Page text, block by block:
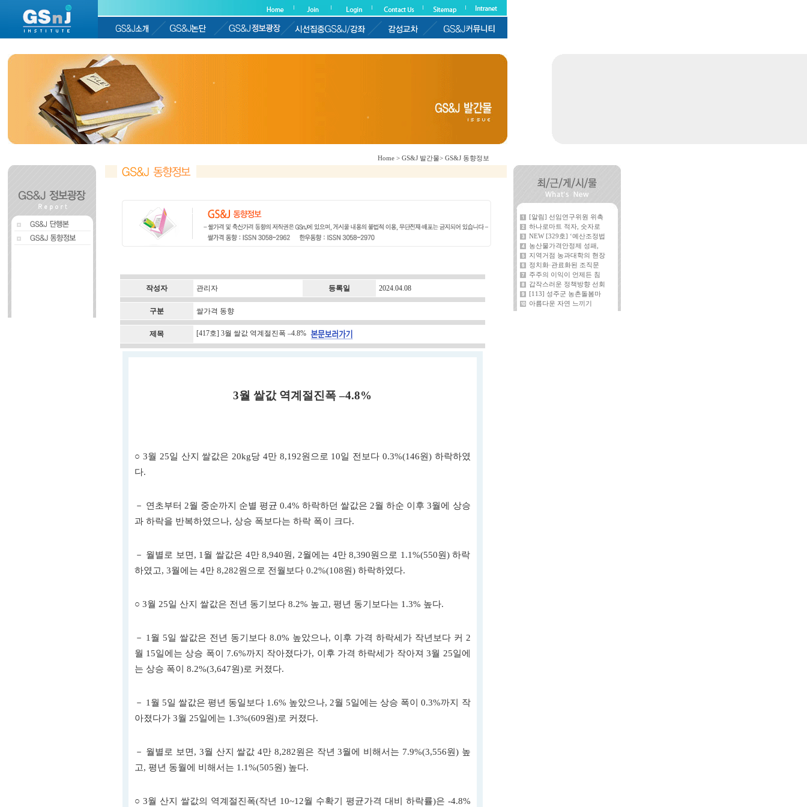
[알림] 선임연구위원 위촉
하나로마트 적자, 숫자로
NEW [329호] ‘예산조정법
농산물가격안정제 성패,
지역거점 농과대학의 현장
정치화·관료화된 조직문
주주의 이익이 언제든 침
갑작스러운 정책방향 선회
[113] 성주군 농촌돌봄마
아름다운 자연 느끼기
Home > GS&J 발간물> GS&J 동향정보
작성자 관리자 등록일 2024.04.08
구분 쌀가격 동향
제목 [417호] 3월 쌀값 역계절진폭 –4.8%
3월 쌀값 역계절진폭 –4.8%
○ 3월 25일 산지 쌀값은 20kg당 4만 8,192원으로 10일 전보다 0.3%(146원) 하락하였
다.
－ 연초부터 2월 중순까지 순별 평균 0.4% 하락하던 쌀값은 2월 하순 이후 3월에 상승
과 하락을 반복하였으나, 상승 폭보다는 하락 폭이 크다.
－ 월별로 보면, 1월 쌀값은 4만 8,940원, 2월에는 4만 8,390원으로 1.1%(550원) 하락
하였고, 3월에는 4만 8,282원으로 전월보다 0.2%(108원) 하락하였다.
○ 3월 25일 산지 쌀값은 전년 동기보다 8.2% 높고, 평년 동기보다는 1.3% 높다.
－ 1월 5일 쌀값은 전년 동기보다 8.0% 높았으나, 이후 가격 하락세가 작년보다 커 2
월 15일에는 상승 폭이 7.6%까지 작아졌다가, 이후 가격 하락세가 작아져 3월 25일에
는 상승 폭이 8.2%(3,647원)로 커졌다.
－ 1월 5일 쌀값은 평년 동일보다 1.6% 높았으나, 2월 5일에는 상승 폭이 0.3%까지 작
아졌다가 3월 25일에는 1.3%(609원)로 커졌다.
－ 월별로 보면, 3월 산지 쌀값 4만 8,282원은 작년 3월에 비해서는 7.9%(3,556원) 높
고, 평년 동월에 비해서는 1.1%(505원) 높다.
○ 3월 산지 쌀값의 역계절진폭(작년 10~12월 수확기 평균가격 대비 하락률)은 -4.8%